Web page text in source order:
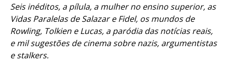
Seis inéditos, a pílula, a mulher no ensino superior, as
Vidas Paralelas de Salazar e Fidel, os mundos de
Rowling, Tolkien e Lucas, a paródia das notícias reais,
e mil sugestões de cinema sobre nazis, argumentistas
e stalkers.